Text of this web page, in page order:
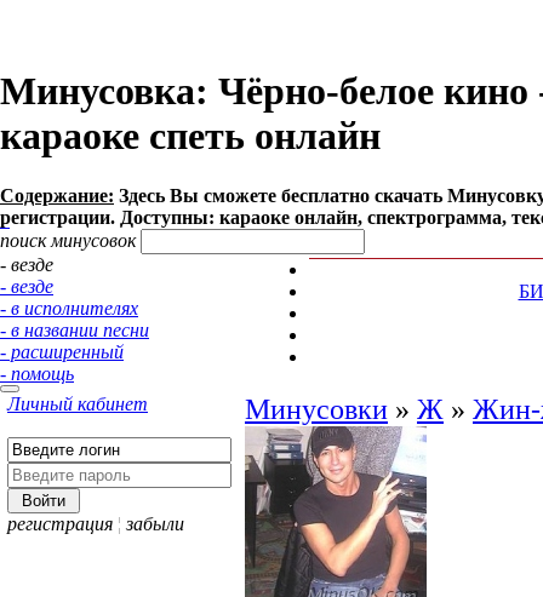
Минусовка: Чёрно-белое
караоке спеть онлайн
Содержание: Здесь Вы сможете бесплатно cкачать
регистрации. Доступны: караоке онлайн, спектрограмма,
поиск минусовок
- везде
- везде
- в исполнителях
- в названии песни
- расширенный
- помощь
Личный кабинет
регистрация ¦ забыли
Минусовки » Ж »